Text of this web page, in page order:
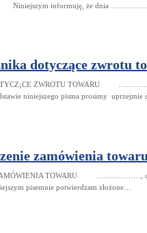
informuję, że dnia
dotyczące zwrotu
DOTYCZ¡CE ZWROTU TOWARU
pisma prosimy uprzejmie o
zamówienia
ZAMÓWIENIA TOWARU
potwierdzam złożone…